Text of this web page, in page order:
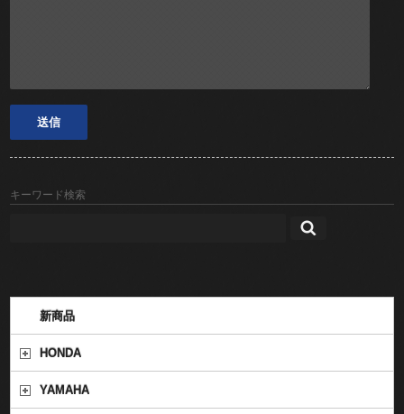
キーワード検索
新商品
HONDA
YAMAHA